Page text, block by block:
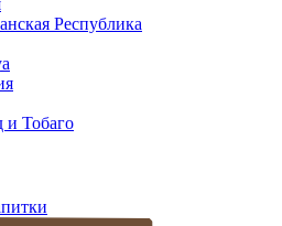
Республика
и Тобаго